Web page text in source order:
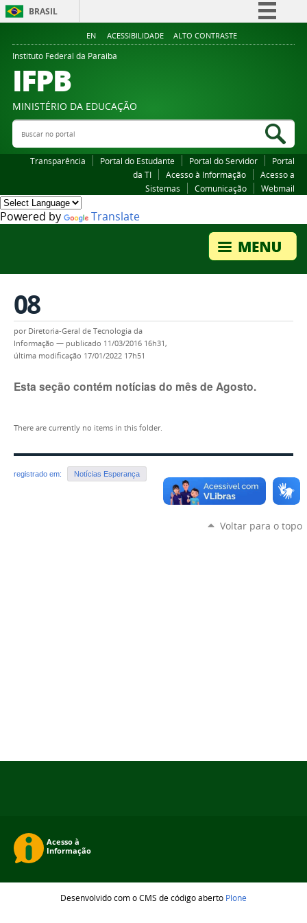
BRASIL
Simplifique!
Legislação
EN ACESSIBILIDADE ALTO CONTRASTE
Instituto Federal da Paraiba
IFPB
MINISTÉRIO DA EDUCAÇÃO
Buscar no portal
Transparência Portal do Estudante Portal do Servidor
Portal
da TI
Acesso à Informação
Acesso a
Sistemas
Comunicação Webmail
Powered by Translate
08
por Diretoria-Geral de Tecnologia da
Informação — publicado 11/03/2016 16h31,
última modificação 17/01/2022 17h51
Esta seção contém notícias do mês de Agosto.
There are currently no items in this folder.
registrado em: Notícias Esperança
Voltar para o topo
Desenvolvido com o CMS de código aberto Plone